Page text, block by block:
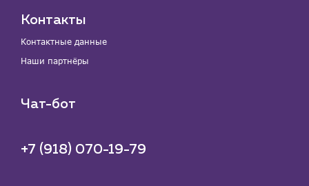
Контакты
Контактные данные
Наши партнёры
Чат-бот
+7 (918) 070-19-79